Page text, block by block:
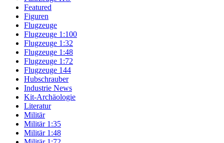
Featured
Figuren
Flugzeuge
Flugzeuge 1:100
Flugzeuge 1:32
Flugzeuge 1:48
Flugzeuge 1:72
Flugzeuge 144
Hubschrauber
Industrie News
Kit-Archäologie
Literatur
Militär
Militär 1:35
Militär 1:48